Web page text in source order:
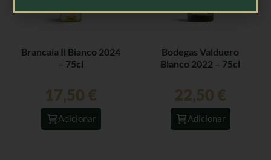
Brancaia Il Bianco 2024
– 75cl
17,50 €
Adicionar
Bodegas Valduero
Blanco 2022 – 75cl
22,50 €
Adicionar